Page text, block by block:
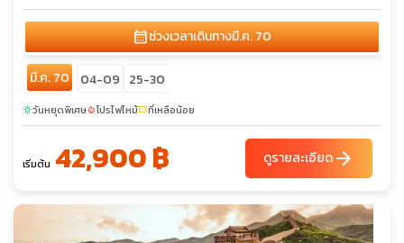
calendar_monthช่วงเวลาเดินทางมี.ค. 70
มี.ค. 70 04-09 25-30
sunnyวันหยุดพิเศษlocal_fire_departmentโปรไฟไหม้confirmation_numberที่เหลือน้อย
เริ่มต้น 42,900 ฿ ดูรายละเอียดarrow_forward